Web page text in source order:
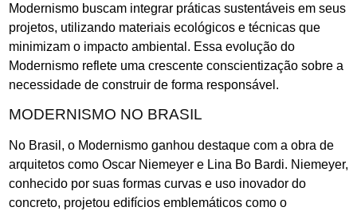
Modernismo buscam integrar práticas sustentáveis em seus
projetos, utilizando materiais ecológicos e técnicas que
minimizam o impacto ambiental. Essa evolução do
Modernismo reflete uma crescente conscientização sobre a
necessidade de construir de forma responsável.
MODERNISMO NO BRASIL
No Brasil, o Modernismo ganhou destaque com a obra de
arquitetos como Oscar Niemeyer e Lina Bo Bardi. Niemeyer,
conhecido por suas formas curvas e uso inovador do
concreto, projetou edifícios emblemáticos como o